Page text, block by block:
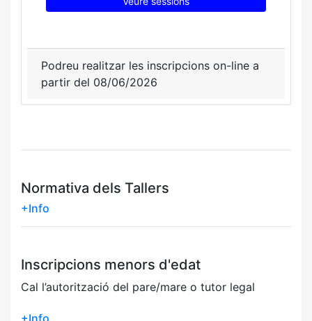
Podreu realitzar les inscripcions on-line a
partir del 08/06/2026
Normativa dels Tallers
+Info
Inscripcions menors d'edat
Cal l’autorització del pare/mare o tutor legal
+Info